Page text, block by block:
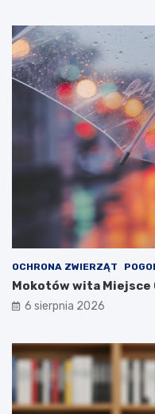
OCHRONA ZWIERZĄT
Mokotów wita Miejsce
6 sierpnia 2026